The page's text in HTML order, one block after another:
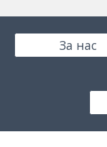
За нас